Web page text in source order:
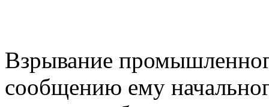
Взрывание
сообщению ему